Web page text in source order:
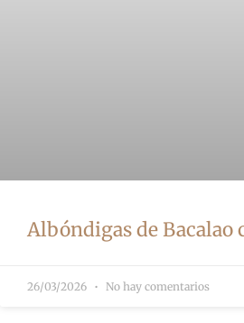
Albóndigas de Bacalao
26/03/2026 No hay comentarios